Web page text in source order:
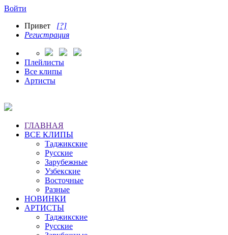
Войти
Привет [?]
Регистрация
Плейлисты
Все клипы
Артисты
ГЛАВНАЯ
ВСЕ КЛИПЫ
Таджикские
Русские
Зарубежные
Узбекские
Восточные
Разные
НОВИНКИ
АРТИСТЫ
Таджикские
Русские